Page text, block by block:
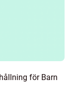
för Barn